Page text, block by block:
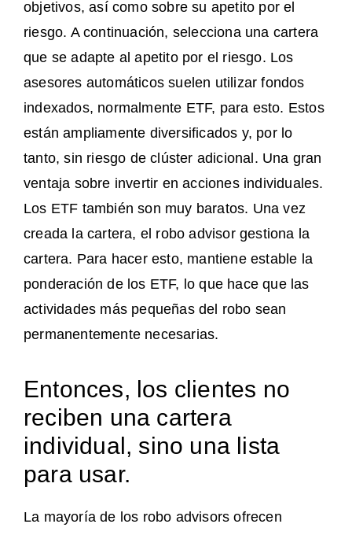
objetivos, así como sobre su apetito por el
riesgo. A continuación, selecciona una cartera
que se adapte al apetito por el riesgo. Los
asesores automáticos suelen utilizar fondos
indexados, normalmente ETF, para esto. Estos
están ampliamente diversificados y, por lo
tanto, sin riesgo de clúster adicional. Una gran
ventaja sobre invertir en acciones individuales.
Los ETF también son muy baratos. Una vez
creada la cartera, el robo advisor gestiona la
cartera. Para hacer esto, mantiene estable la
ponderación de los ETF, lo que hace que las
actividades más pequeñas del robo sean
permanentemente necesarias.
Entonces, los clientes no
reciben una cartera
individual, sino una lista
para usar.
La mayoría de los robo advisors ofrecen